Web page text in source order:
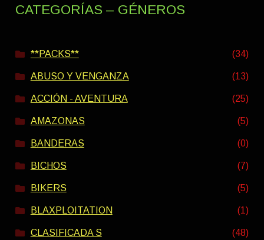
CATEGORÍAS – GÉNEROS
**PACKS** (34)
ABUSO Y VENGANZA (13)
ACCIÓN - AVENTURA (25)
AMAZONAS (5)
BANDERAS (0)
BICHOS (7)
BIKERS (5)
BLAXPLOITATION (1)
CLASIFICADA S (48)